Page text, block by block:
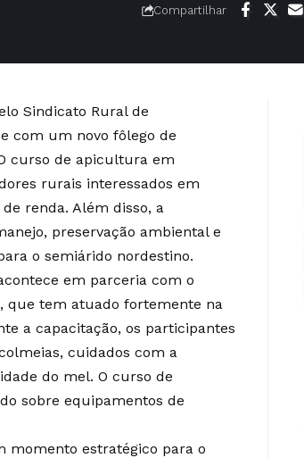
Compartilhar
Sindicato Rural de
com um novo fôlego de
curso de apicultura em
rurais interessados em
renda. Além disso, a
preservação ambiental e
o semiárido nordestino.
em parceria com o
que tem atuado fortemente na
a capacitação, os participantes
cuidados com a
do mel. O curso de
sobre equipamentos de
momento estratégico para o